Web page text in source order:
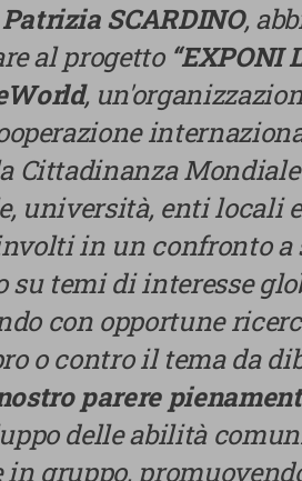
Centro preferenze
Utilizziamo cookie tecnici,
fruizione del sito nonché, previo
profilazione propri e di terze
pubblicitari collegati alle
navigazione e dal loro profilo. È
clic su “Impostazioni cookie”.
premendo il pulsante “Accetta
consultare la nostra cookies policy.
SCARDINO,
al progetto “EXPONI
,
Cittadinanza
università, enti locali
in un confronto a
temi di interesse
con opportune
o contro il tema da
parere
delle abilità
gruppo,